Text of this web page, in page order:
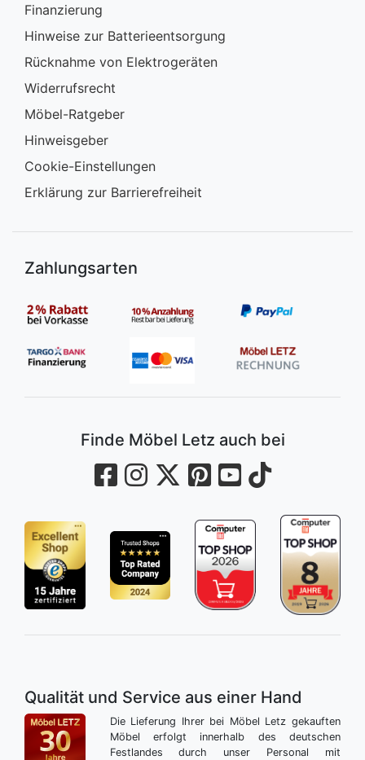
Finanzierung
Hinweise zur Batterieentsorgung
Rücknahme von Elektrogeräten
Widerrufsrecht
Möbel-Ratgeber
Hinweisgeber
Cookie-Einstellungen
Erklärung zur Barrierefreiheit
Zahlungsarten
Finde Möbel Letz auch bei
Qualität und Service aus einer Hand
Die Lieferung Ihrer bei Möbel Letz gekauften
Möbel erfolgt innerhalb des deutschen
Festlandes durch unser Personal mit